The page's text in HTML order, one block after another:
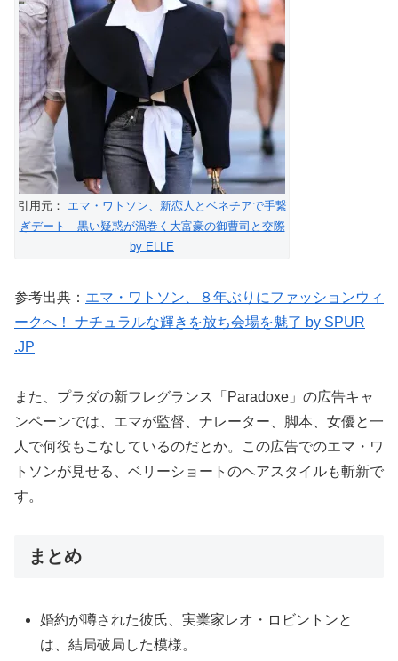
引用元：
エマ・ワトソン、新恋人とベネチアで手繋
ぎデート 黒い疑惑が渦巻く大富豪の御曹司と交際
by ELLE
参考出典： エマ・ワトソン、８年ぶりにファッションウィ
ークへ！ ナチュラルな輝きを放ち会場を魅了 by SPUR
.JP
また、プラダの新フレグランス「Paradoxe」の広告キャ
ンペーンでは、エマが監督、ナレーター、脚本、女優と一
人で何役もこなしているのだとか。この広告でのエマ・ワ
トソンが見せる、ベリーショートのヘアスタイルも斬新で
す。
まとめ
婚約が噂された彼氏、実業家レオ・ロビントンと
は、結局破局した模様。